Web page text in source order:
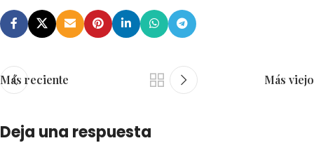
Más reciente Más viejo
Deja una respuesta